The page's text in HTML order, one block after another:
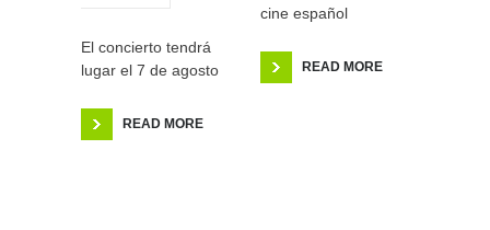
El concierto tendrá
lugar el 7 de agosto
READ MORE
cine español
READ MORE